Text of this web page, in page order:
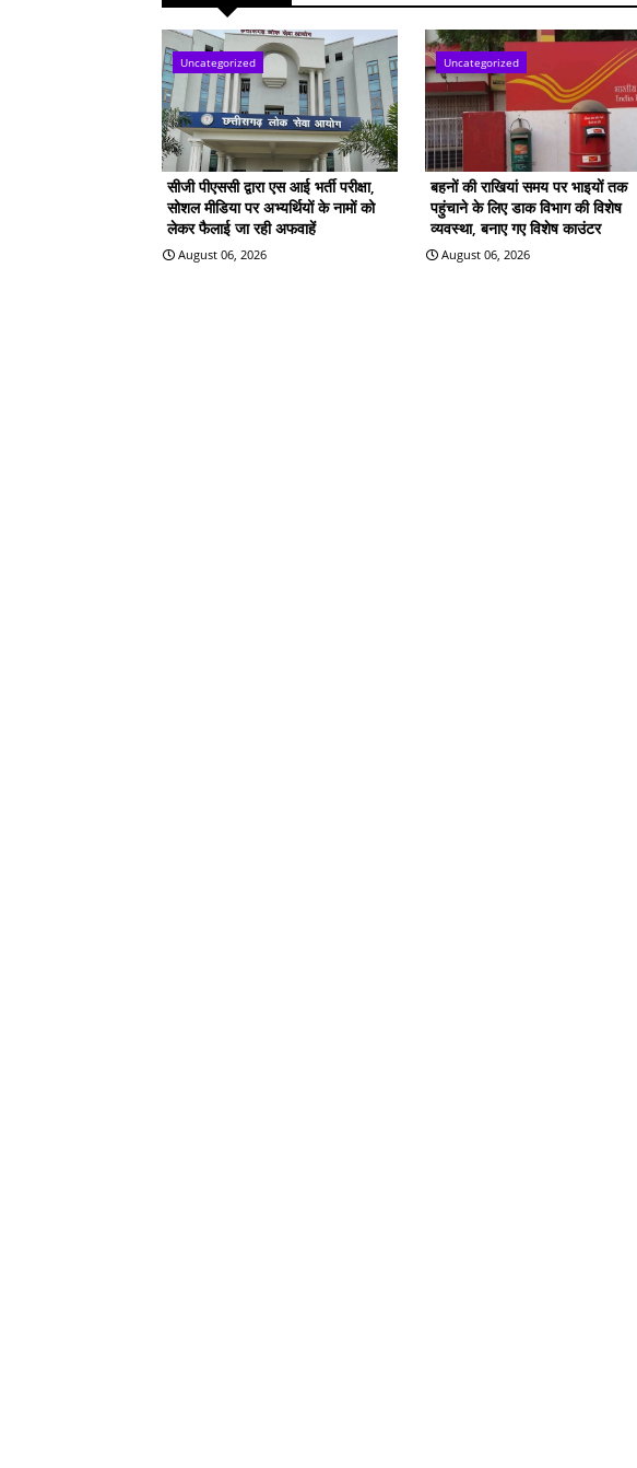
Uncategorized
सीजी पीएससी द्वारा एस आई भर्ती परीक्षा,
सोशल मीडिया पर अभ्यर्थियों के नामों को
लेकर फैलाई जा रही अफवाहें
August 06, 2026
Uncategorized
बहनों की राखियां समय पर भाइयों तक
पहुंचाने के लिए डाक विभाग की विशेष
व्यवस्था, बनाए गए विशेष काउंटर
August 06, 2026